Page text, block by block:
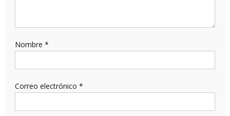
Nombre *
Correo electrónico *